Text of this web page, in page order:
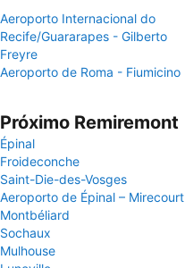
Aeroporto Internacional do
Recife/Guararapes - Gilberto
Freyre
Aeroporto de Roma - Fiumicino
Próximo Remiremont
Épinal
Froideconche
Saint-Die-des-Vosges
Aeroporto de Épinal – Mirecourt
Montbéliard
Sochaux
Mulhouse